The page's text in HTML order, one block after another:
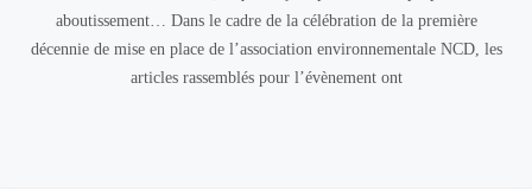
aboutissement… Dans le cadre de la célébration de la première
décennie de mise en place de l’association environnementale NCD, les
articles rassemblés pour l’évènement ont